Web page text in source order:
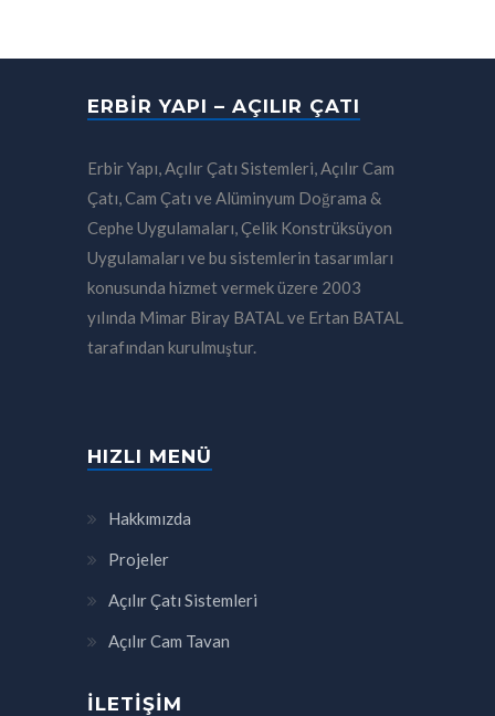
ERBIR YAPI – AÇILIR ÇATI
Erbir Yapı, Açılır Çatı Sistemleri, Açılır Cam
Çatı, Cam Çatı ve Alüminyum Doğrama &
Cephe Uygulamaları, Çelik Konstrüksüyon
Uygulamaları ve bu sistemlerin tasarımları
konusunda hizmet vermek üzere 2003
yılında Mimar Biray BATAL ve Ertan BATAL
tarafından kurulmuştur.
HIZLI MENÜ
Hakkımızda
Projeler
Açılır Çatı Sistemleri
Açılır Cam Tavan
İLETIŞIM